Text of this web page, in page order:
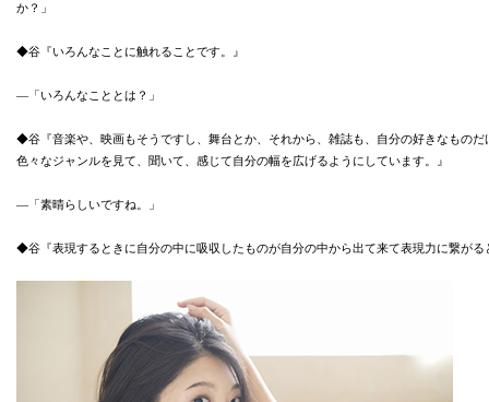
か？」
◆谷『いろんなことに触れることです。』
―「いろんなこととは？」
◆谷『音楽や、映画もそうですし、舞台とか、それから、雑誌も、自分の好きなものだ
色々なジャンルを見て、聞いて、感じて自分の幅を広げるようにしています。』
―「素晴らしいですね。」
◆谷『表現するときに自分の中に吸収したものが自分の中から出て来て表現力に繋がる